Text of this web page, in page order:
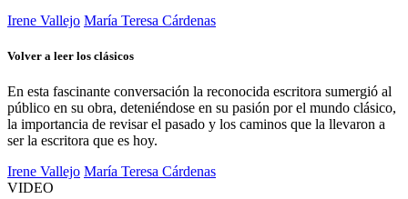
Irene Vallejo María Teresa Cárdenas
Volver a leer los clásicos
En esta fascinante conversación la reconocida escritora sumergió al
público en su obra, deteniéndose en su pasión por el mundo clásico,
la importancia de revisar el pasado y los caminos que la llevaron a
ser la escritora que es hoy.
Irene Vallejo María Teresa Cárdenas
VIDEO